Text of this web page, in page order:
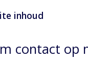
inhoud
contact op